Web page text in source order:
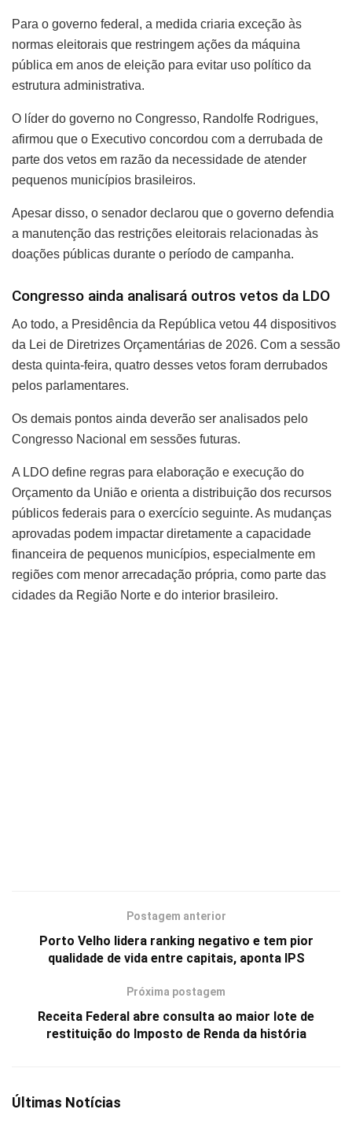
Para o governo federal, a medida criaria exceção às
normas eleitorais que restringem ações da máquina
pública em anos de eleição para evitar uso político da
estrutura administrativa.
O líder do governo no Congresso, Randolfe Rodrigues,
afirmou que o Executivo concordou com a derrubada de
parte dos vetos em razão da necessidade de atender
pequenos municípios brasileiros.
Apesar disso, o senador declarou que o governo defendia
a manutenção das restrições eleitorais relacionadas às
doações públicas durante o período de campanha.
Congresso ainda analisará outros vetos da LDO
Ao todo, a Presidência da República vetou 44 dispositivos
da Lei de Diretrizes Orçamentárias de 2026. Com a sessão
desta quinta-feira, quatro desses vetos foram derrubados
pelos parlamentares.
Os demais pontos ainda deverão ser analisados pelo
Congresso Nacional em sessões futuras.
A LDO define regras para elaboração e execução do
Orçamento da União e orienta a distribuição dos recursos
públicos federais para o exercício seguinte. As mudanças
aprovadas podem impactar diretamente a capacidade
financeira de pequenos municípios, especialmente em
regiões com menor arrecadação própria, como parte das
cidades da Região Norte e do interior brasileiro.
Postagem anterior
Porto Velho lidera ranking negativo e tem pior
qualidade de vida entre capitais, aponta IPS
Próxima postagem
Receita Federal abre consulta ao maior lote de
restituição do Imposto de Renda da história
Últimas Notícias